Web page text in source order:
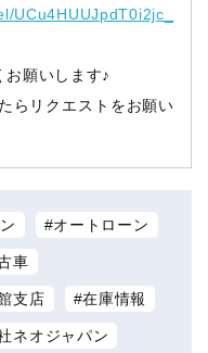
UCu4HUUJpdT0i2jc_
お願いします♪
らリクエストをお願い
オートローン
車
支店 在庫情報
ネオジャパン